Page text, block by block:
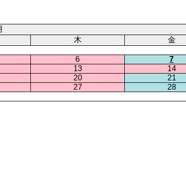
木 金
6 7
13 14
20 21
27 28